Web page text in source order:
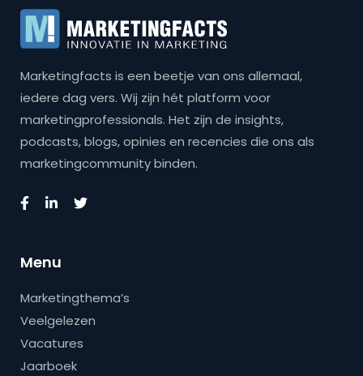
Marketingfacts is een beetje van ons allemaal,
iedere dag vers. Wij zijn hét platform voor
marketingprofessionals. Het zijn de insights,
podcasts, blogs, opinies en recencies die ons als
marketingcommunity binden.
Menu
Marketingthema’s
Veelgelezen
Vacatures
Jaarboek